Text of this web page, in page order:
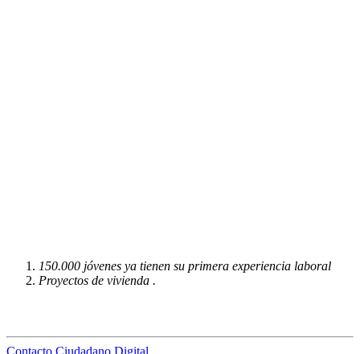
150.000 jóvenes ya tienen su primera experiencia laboral
Proyectos de vivienda .